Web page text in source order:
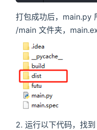
打包成功后，main.py
/main 文件夹，
2. 运行以下代码，找